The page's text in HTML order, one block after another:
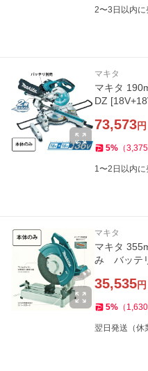
2〜3日以内に
マキタ
マキタ
DZ
73,573円
5% （3,375
1〜2日以内に
マキタ
マキタ
み バッテ
35,535円
5% （ 1,630
翌日発送（休